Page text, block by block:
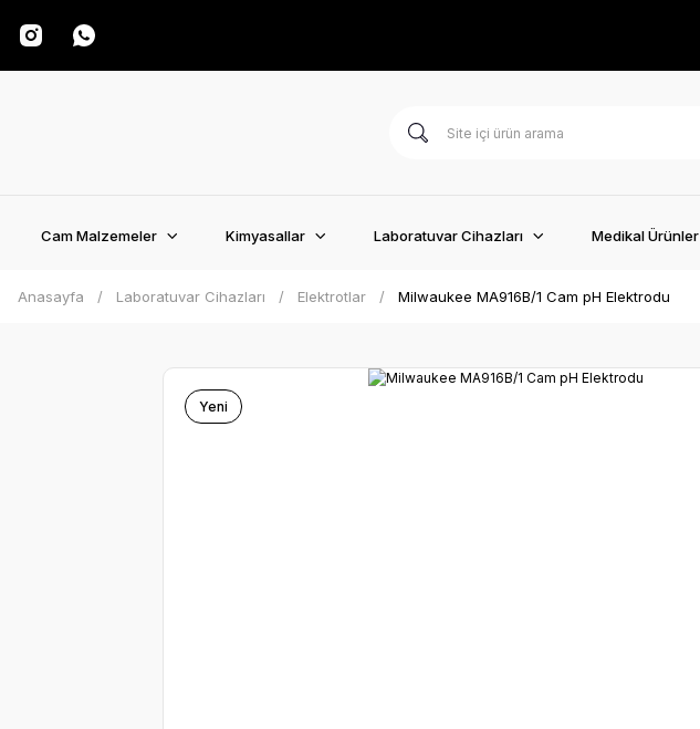
Cam Malzemeler Kimyasallar Laboratuvar Cihazları Medikal Ürünler
Anasayfa Laboratuvar Cihazları Elektrotlar Milwaukee MA916B/1 Cam pH Elektrodu
Yeni